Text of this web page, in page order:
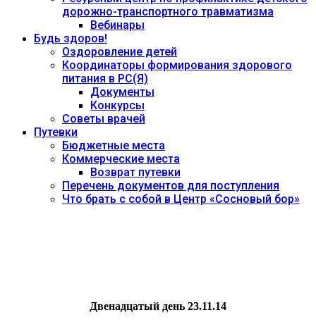
дорожно-транспортного травматизма
Вебинары
Будь здоров!
Оздоровление детей
Координаторы формирования здорового
питания в РС(Я)
Документы
Конкурсы
Советы врачей
Путевки
Бюджетные места
Коммерческие места
Возврат путевки
Перечень документов для поступления
Что брать с собой в Центр «Сосновый бор»
Двенадцатый день 23.11.14